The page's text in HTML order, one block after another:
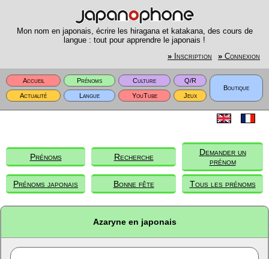
Mon nom en japonais, écrire les hiragana et katakana, des cours de
langue : tout pour apprendre le japonais !
» Inscription » Connexion
Accueil Prénoms Culture
Q/R
Boutique
Actualité
Langue YouTube Jeux
Prénoms Recherche
Demander un
prénom
Prénoms japonais Bonne fête Tous les prénoms
Azaryne en japonais